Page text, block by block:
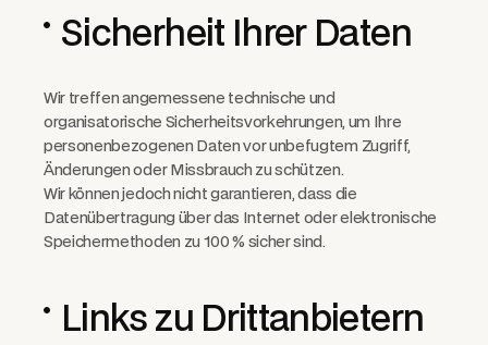
Sicherheit Ihrer Daten
Wir treffen angemessene technische und
organisatorische Sicherheitsvorkehrungen, um Ihre
personenbezogenen Daten vor unbefugtem Zugriff,
Änderungen oder Missbrauch zu schützen.
Wir können jedoch nicht garantieren, dass die
Datenübertragung über das Internet oder elektronische
Speichermethoden zu 100 % sicher sind.
Links zu Drittanbietern